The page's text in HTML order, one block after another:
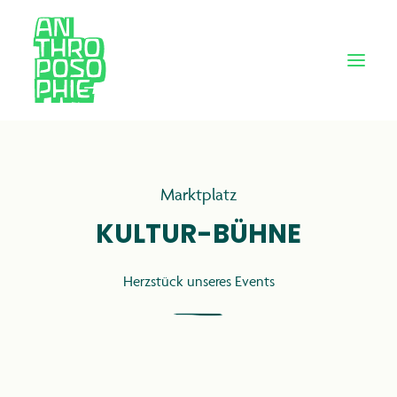
Marktplatz
KULTUR-BÜHNE
Herzstück unseres Events